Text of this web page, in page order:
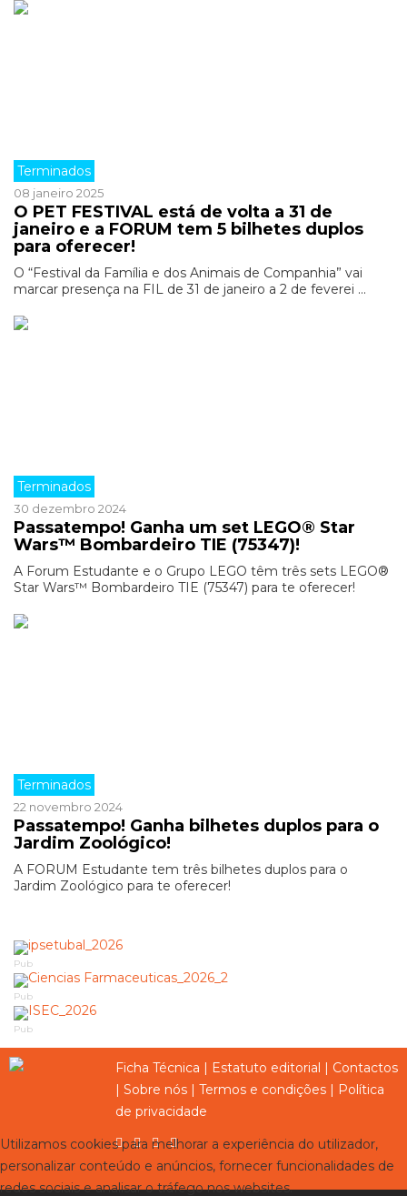
Terminados
08 janeiro 2025
O PET FESTIVAL está de volta a 31 de
janeiro e a FORUM tem 5 bilhetes duplos
para oferecer!
O “Festival da Família e dos Animais de Companhia” vai
marcar presença na FIL de 31 de janeiro a 2 de feverei ...
Terminados
30 dezembro 2024
Passatempo! Ganha um set LEGO® Star
Wars™ Bombardeiro TIE (75347)!
A Forum Estudante e o Grupo LEGO têm três sets LEGO®
Star Wars™ Bombardeiro TIE (75347) para te oferecer!
Terminados
22 novembro 2024
Passatempo! Ganha bilhetes duplos para o
Jardim Zoológico!
A FORUM Estudante tem três bilhetes duplos para o
Jardim Zoológico para te oferecer!
Pub
Pub
Pub
Ficha Técnica Estatuto editorial
Contactos
Sobre nós Termos e condições
Política
de privacidade
Utilizamos cookies para melhorar a experiência do utilizador,
personalizar conteúdo e anúncios, fornecer funcionalidades de
redes sociais e analisar o tráfego nos websites.